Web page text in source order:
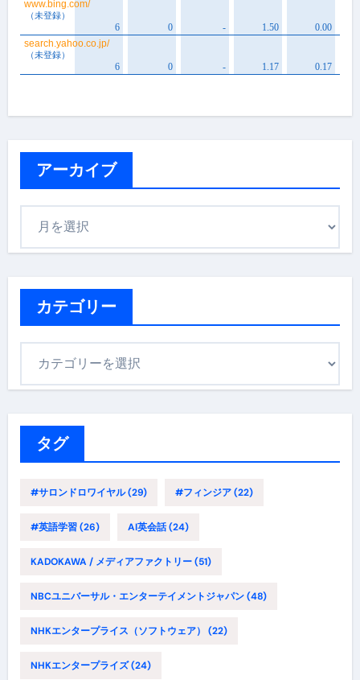
アーカイブ
カテゴリー
タグ
#サロンドロワイヤル(29) #フィンジア(22)
#英語学習(26) AI英会話(24)
KADOKAWA / メディアファクトリー(51)
NBCユニバーサル・エンターテイメントジャパン(48)
NHKエンタープライス（ソフトウェア） (22)
NHKエンタープライズ(24)